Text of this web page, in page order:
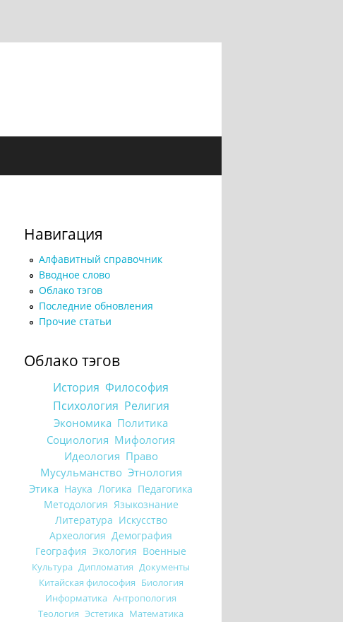
Навигация
Алфавитный справочник
Вводное слово
Облако тэгов
Последние обновления
Прочие статьи
Облако тэгов
История Философия
Психология Религия
Экономика Политика
Социология Мифология
Идеология Право
Мусульманство Этнология
Этика Наука Логика Педагогика
Методология Языкознание
Литература Искусство
Археология Демография
География Экология Военные
Культура Дипломатия Документы
Китайская философия Биология
Информатика Антропология
Теология Эстетика Математика